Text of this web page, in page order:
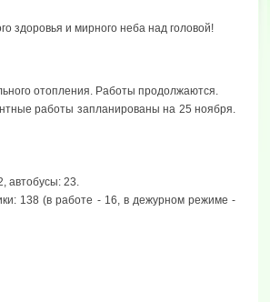
здоровья и мирного неба над головой!
отопления. Работы продолжаются.
работы запланированы на 25 ноября.
автобусы: 23.
138 (в работе - 16, в дежурном режиме -